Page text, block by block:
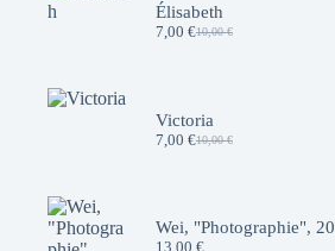
Élisabeth
10,00€
Le
10,00 €.
7,00 €Le
7,00 €.
Victoria
10,00€
Le
10,00 €.
7,00 €Le
7,00 €.
Wei, "Photographie",
13,00 €